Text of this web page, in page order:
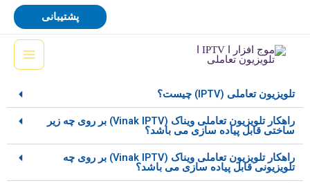
پشتیبانی
تلویزیون تعاملی (IPTV) چیست؟
راهکار تلویزیون تعاملی ویناک (Vinak IPTV) بر روی چه زیر
ساختی قابل پیاده سازی می باشد؟
راهکار تلویزیون تعاملی ویناک (Vinak IPTV) بر روی چه
تلویزیونی قابل پیاده سازی می باشد؟